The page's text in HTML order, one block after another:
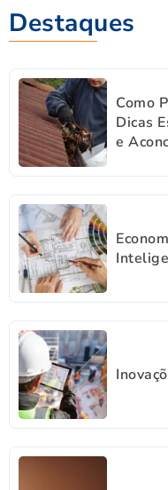
Destaques
Como
Dicas
e